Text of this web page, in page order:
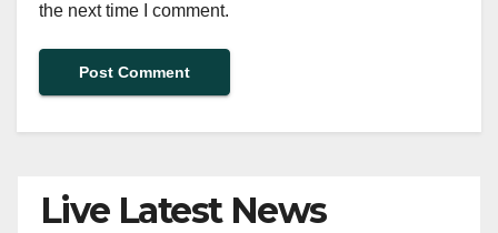
the next time I comment.
Live Latest News